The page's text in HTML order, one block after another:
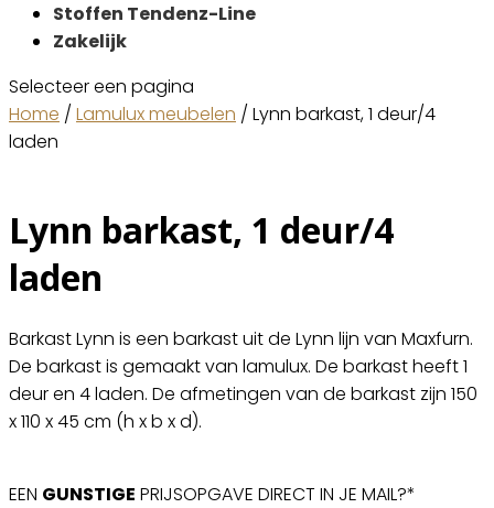
Stoffen Tendenz-Line
Zakelijk
Selecteer een pagina
Home / Lamulux meubelen / Lynn barkast, 1 deur/4
laden
Lynn barkast, 1 deur/4
laden
Barkast Lynn is een barkast uit de Lynn lijn van Maxfurn.
De barkast is gemaakt van lamulux. De barkast heeft 1
deur en 4 laden. De afmetingen van de barkast zijn 150
x 110 x 45 cm (h x b x d).
EEN GUNSTIGE PRIJSOPGAVE DIRECT IN JE MAIL?*